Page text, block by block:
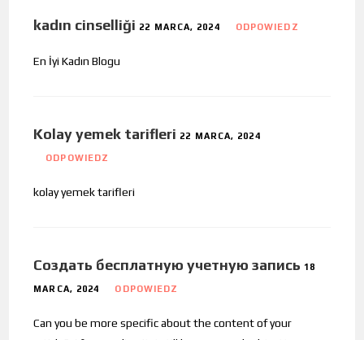
kadın cinselliği 22 MARCA, 2024 ODPOWIEDZ
En İyi Kadın Blogu
Kolay yemek tarifleri 22 MARCA, 2024
ODPOWIEDZ
kolay yemek tarifleri
Создать бесплатную учетную запись 18
MARCA, 2024 ODPOWIEDZ
Can you be more specific about the content of your